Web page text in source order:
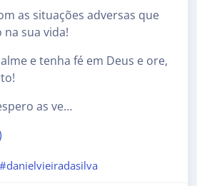
as situações adversas que
sua vida!
e tenha fé em Deus e ore,
as ve…
#danielvieiradasilva